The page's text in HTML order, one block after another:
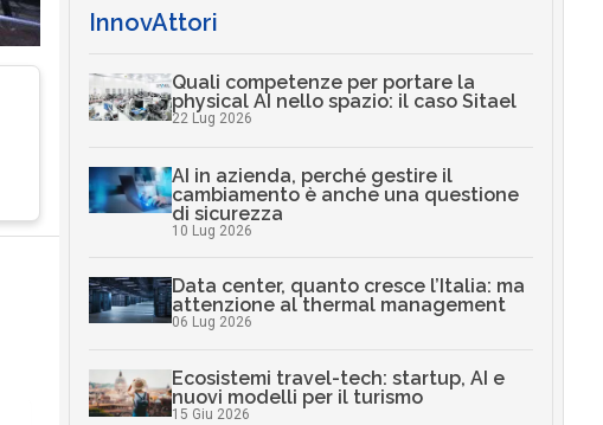
InnovAttori
Quali competenze per portare la
physical AI nello spazio: il caso Sitael
22 Lug 2026
AI in azienda, perché gestire il
cambiamento è anche una questione
di sicurezza
10 Lug 2026
Data center, quanto cresce l’Italia: ma
attenzione al thermal management
06 Lug 2026
Ecosistemi travel-tech: startup, AI e
nuovi modelli per il turismo
15 Giu 2026